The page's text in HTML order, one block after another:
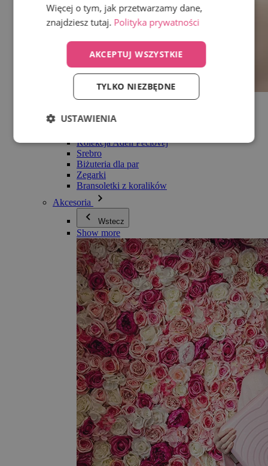
Wszystko w kategorii Biżuteria
Bransoletki
Kolekcja Adéli Pečlovej
Srebro
Biżuteria dla par
Zegarki
Bransoletki z koralików
Akcesoria
Wstecz
Show more
Więcej o tym, jak przetwarzamy dane,
znajdziesz tutaj. Polityka prywatności
AKCEPTUJ WSZYSTKIE
TYLKO NIEZBĘDNE
USTAWIENIA